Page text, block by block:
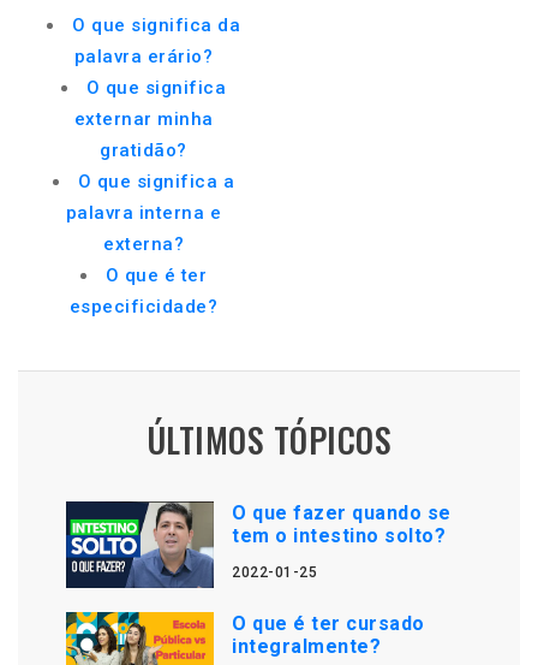
O que significa da
palavra erário?
O que significa
externar minha
gratidão?
O que significa a
palavra interna e
externa?
O que é ter
especificidade?
ÚLTIMOS TÓPICOS
O que fazer quando se
tem o intestino solto?
2022-01-25
O que é ter cursado
integralmente?